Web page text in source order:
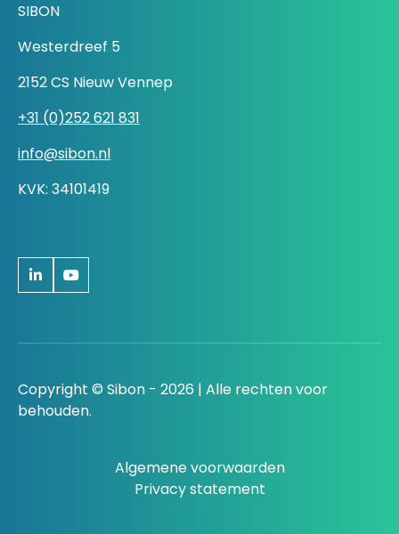
SIBON
Westerdreef 5
2152 CS Nieuw Vennep
+31 (0)252 621 831
info@sibon.nl
KVK: 34101419
Copyright © Sibon - 2026 | Alle rechten voor
behouden.
Algemene voorwaarden
Privacy statement